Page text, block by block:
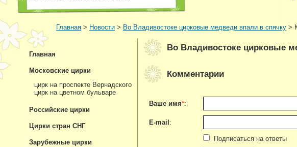
Главная > Новости > Во Владивостоке цирковые медведи впали в спячку >
Во Владивостоке цирковые
Комментарии
Ваше имя*:
E-mail :
Подписаться на ответы
Главная
Московские цирки
цирк на проспекте Вернадского
цирк на цветном бульваре
Российские цирки
Цирки стран СНГ
Зарубежные цирки